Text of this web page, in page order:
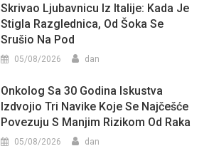
Skrivao Ljubavnicu Iz Italije: Kada Je
Stigla Razglednica, Od Šoka Se
Srušio Na Pod
05/08/2026 dan
Onkolog Sa 30 Godina Iskustva
Izdvojio Tri Navike Koje Se Najčešće
Povezuju S Manjim Rizikom Od Raka
05/08/2026 dan